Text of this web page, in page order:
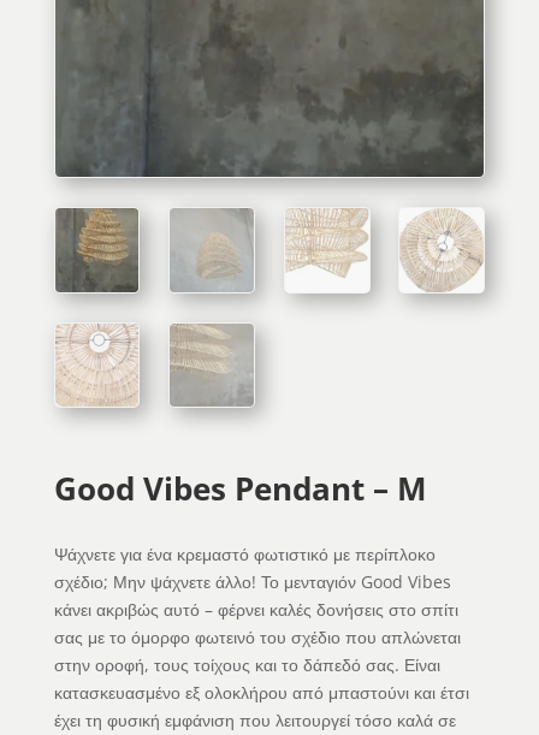
Good Vibes Pendant – M
Ψάχνετε για ένα κρεμαστό φωτιστικό με περίπλοκο
σχέδιο; Μην ψάχνετε άλλο! Το μενταγιόν Good Vibes
κάνει ακριβώς αυτό – φέρνει καλές δονήσεις στο σπίτι
σας με το όμορφο φωτεινό του σχέδιο που απλώνεται
στην οροφή, τους τοίχους και το δάπεδό σας. Είναι
κατασκευασμένο εξ ολοκλήρου από μπαστούνι και έτσι
έχει τη φυσική εμφάνιση που λειτουργεί τόσο καλά σε